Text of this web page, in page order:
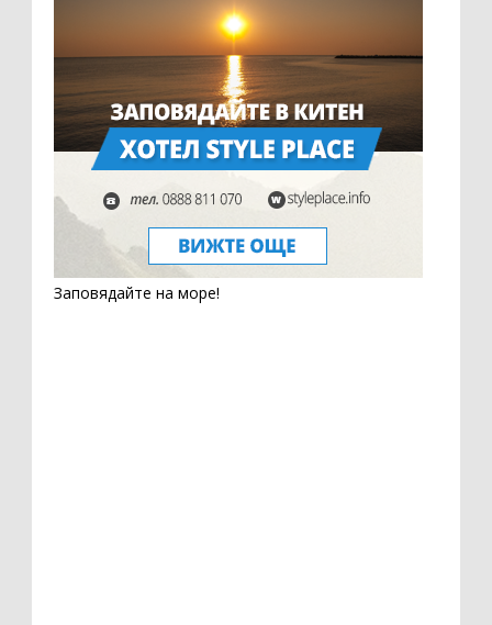
Заповядайте на море!